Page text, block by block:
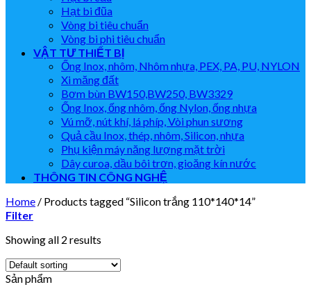
Hạt bi đũa
Vòng bi tiêu chuẩn
Vòng bi phi tiêu chuẩn
VẬT TƯ THIẾT BỊ
Ống Inox, nhôm, Nhôm nhựa, PEX, PA, PU, NYLON
Xi măng đất
Bơm bùn BW150,BW250, BW3329
Ống Inox, ống nhôm, ống Nylon, ống nhựa
Vú mỡ, nút khí, lá phíp, Vòi phun sương
Quả cầu Inox, thép, nhôm, Silicon, nhựa
Phụ kiện máy năng lượng mặt trời
Dây curoa, dầu bôi trơn, gioăng kín nước
THÔNG TIN CÔNG NGHỆ
Home / Products tagged “Silicon trắng 110*140*14”
Filter
Showing all 2 results
Sản phẩm